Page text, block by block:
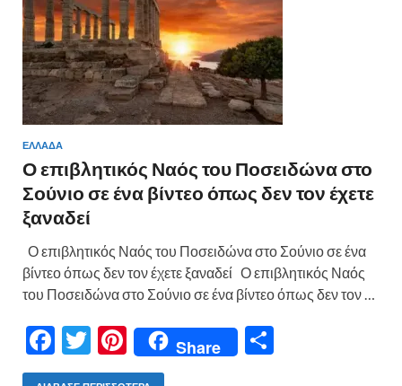
ε
ΕΛΛΑΔΑ
Ο επιβλητικός Ναός του Ποσειδώνα στο
Σούνιο σε ένα βίντεο όπως δεν τον έχετε
ξαναδεί
Ο επιβλητικός Ναός του Ποσειδώνα στο Σούνιο σε ένα
βίντεο όπως δεν τον έχετε ξαναδεί Ο επιβλητικός Ναός
του Ποσειδώνα στο Σούνιο σε ένα βίντεο όπως δεν τον …
F
ac
T
w
Pi
nt
Share